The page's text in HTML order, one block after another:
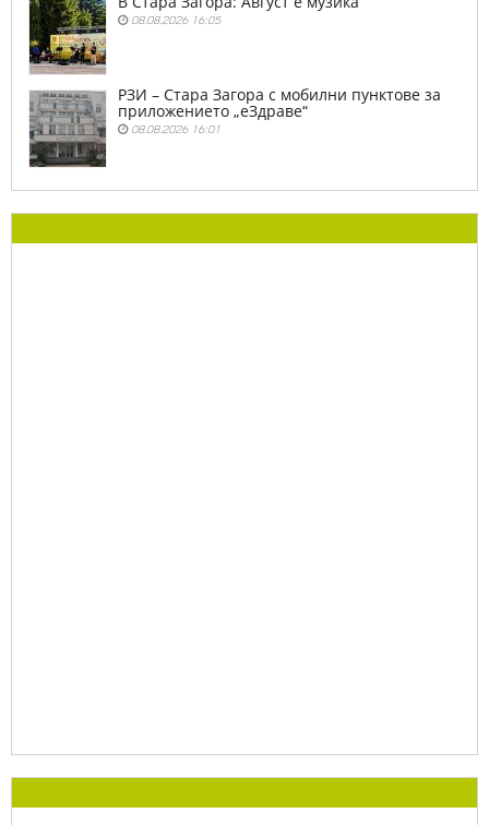
08.08.2026 16:05
РЗИ – Стара Загора с мобилни пунктове за
приложението „еЗдраве“
08.08.2026 16:01